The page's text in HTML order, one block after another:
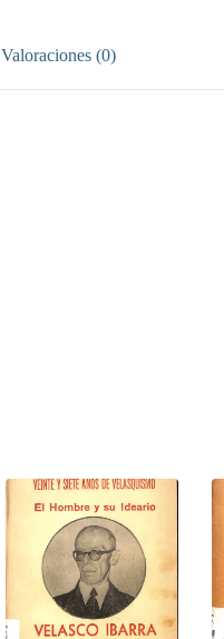
Valoraciones (0)